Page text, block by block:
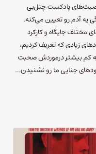
پادکست چنل‌بی
یه آدم رو تعیین می‌کنه.
جایگاه و کارکرد
زیادی که تعریف کردیم،
کم بیشتر درموردش صحبت
جنایی ما رو نشنیدن…